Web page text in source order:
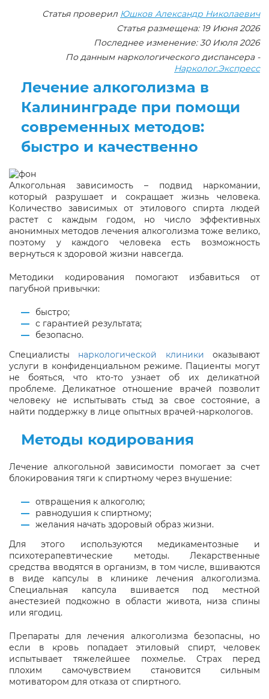
Статья проверил Юшков Александр Николаевич
Статья размещена: 19 Июня 2026
Последнее изменение: 30 Июля 2026
По данным наркологического диспансера -
Нарколог.Экспресс
Лечение алкоголизма в
Калининграде при помощи
современных методов:
быстро и качественно
Алкогольная зависимость – подвид наркомании,
который разрушает и сокращает жизнь человека.
Количество зависимых от этилового спирта людей
растет с каждым годом, но число эффективных
анонимных методов лечения алкоголизма тоже велико,
поэтому у каждого человека есть возможность
вернуться к здоровой жизни навсегда.
Методики кодирования помогают избавиться от
пагубной привычки:
быстро;
с гарантией результата;
безопасно.
Специалисты наркологической клиники оказывают
услуги в конфиденциальном режиме. Пациенты могут
не бояться, что кто-то узнает об их деликатной
проблеме. Деликатное отношение врачей позволит
человеку не испытывать стыд за свое состояние, а
найти поддержку в лице опытных врачей-наркологов.
Методы кодирования
Лечение алкогольной зависимости помогает за счет
блокирования тяги к спиртному через внушение:
отвращения к алкоголю;
равнодушия к спиртному;
желания начать здоровый образ жизни.
Для этого используются медикаментозные и
психотерапевтические методы. Лекарственные
средства вводятся в организм, в том числе, вшиваются
в виде капсулы в клинике лечения алкоголизма.
Специальная капсула вшивается под местной
анестезией подкожно в области живота, низа спины
или ягодиц.
Препараты для лечения алкоголизма безопасны, но
если в кровь попадает этиловый спирт, человек
испытывает тяжелейшее похмелье. Страх перед
плохим самочувствием становится сильным
мотиватором для отказа от спиртного.